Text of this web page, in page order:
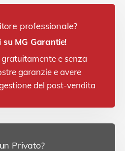
professionale?
su MG Garantie!
e senza
garanzie e avere
del post-vendita
Privato?